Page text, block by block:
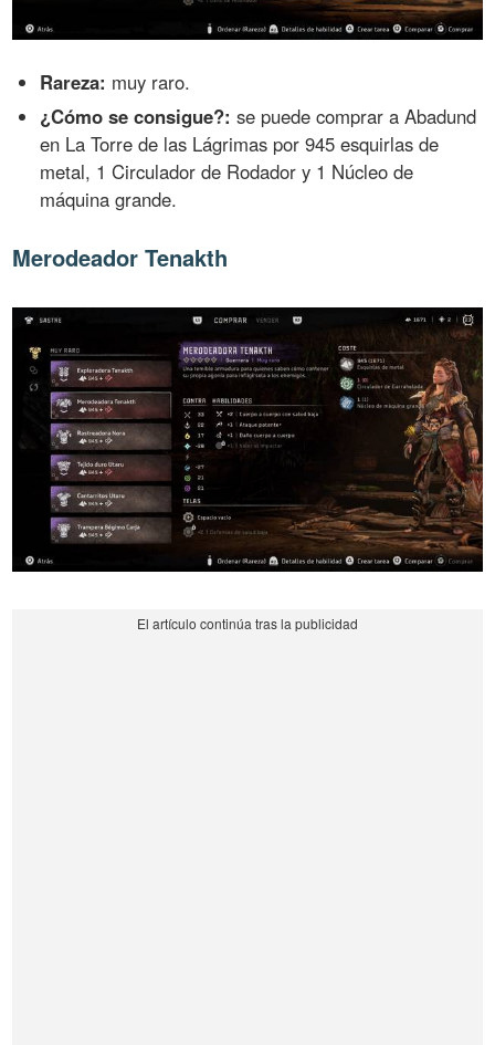
Rareza: muy raro.
¿Cómo se consigue?: se puede comprar a Abadund
en La Torre de las Lágrimas por 945 esquirlas de
metal, 1 Circulador de Rodador y 1 Núcleo de
máquina grande.
Merodeador Tenakth